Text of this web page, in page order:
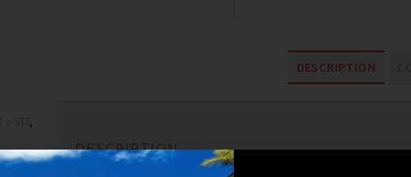
,
DESCRIPTION
DESCRIPTION